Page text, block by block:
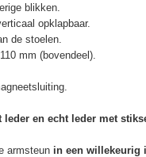
blikken.
opklapbaar.
de stoelen.
mm (bovendeel).
en echt leder met
armsteun in een willekeurig